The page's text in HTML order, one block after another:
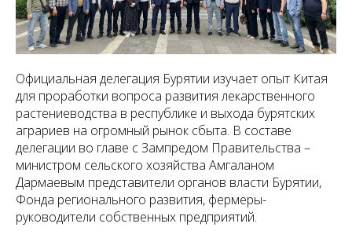
Официальная делегация Бурятии изучает опыт Китая
для проработки вопроса развития лекарственного
растениеводства в республике и выхода бурятских
аграриев на огромный рынок сбыта. В составе
делегации во главе с Зампредом Правительства –
министром сельского хозяйства Амгаланом
Дармаевым представители органов власти Бурятии,
Фонда регионального развития, фермеры-
руководители собственных предприятий.